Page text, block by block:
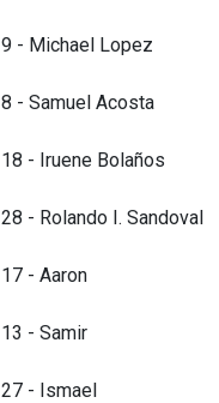
9 - Michael Lopez
8 - Samuel Acosta
18 - Iruene Bolaños
28 - Rolando I. Sandoval
17 - Aaron
13 - Samir
27 - Ismael